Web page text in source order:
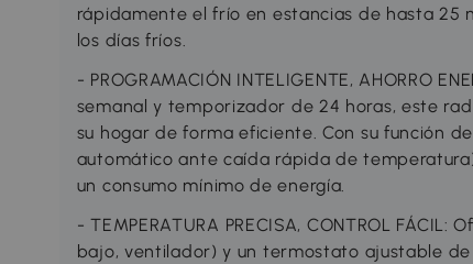
rápidamente el frío en estancias de hasta 25
los días fríos.
- PROGRAMACIÓN INTELIGENTE, AHORRO
semanal y temporizador de 24 horas, este
su hogar de forma eficiente. Con su función
automático ante caída rápida de
un consumo mínimo de energía.
- TEMPERATURA PRECISA, CONTROL
bajo, ventilador) y un termostato ajustable de